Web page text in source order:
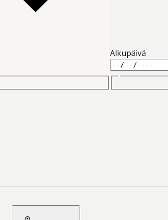
Alkupäivä